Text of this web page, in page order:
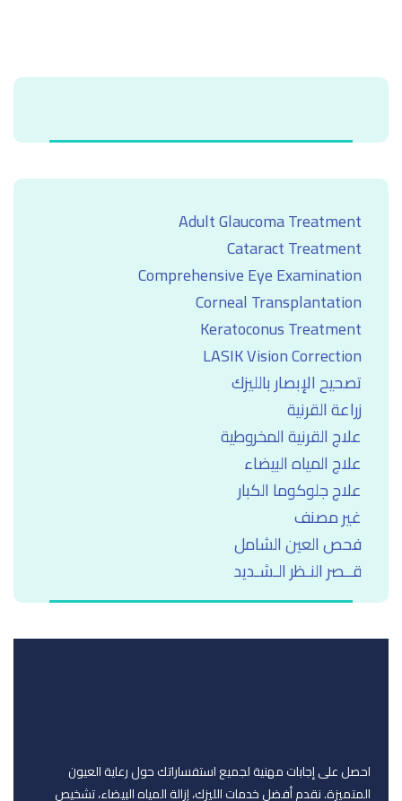
Adult Glaucoma Treatment
Cataract Treatment
Comprehensive Eye Examination
Corneal Transplantation
Keratoconus Treatment
LASIK Vision Correction
تصحيح الإبصار بالليزك
زراعة القرنية
علاج القرنية المخروطية
علاج المياه البيضاء
علاج جلوكوما الكبار
غير مصنف
فحص العين الشامل
قــصر النـظر الـشـديد
احصل على إجابات مهنية لجميع استفساراتك حول رعاية العيون
المتميزة. نقدم أفضل خدمات الليزك، إزالة المياه البيضاء، تشخيص